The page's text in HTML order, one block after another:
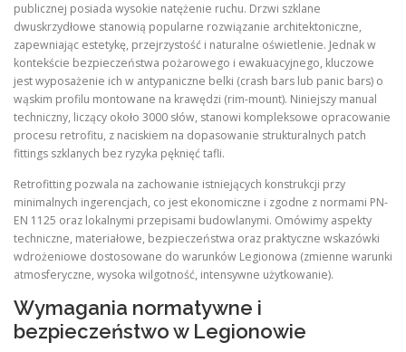
publicznej posiada wysokie natężenie ruchu. Drzwi szklane
dwuskrzydłowe stanowią popularne rozwiązanie architektoniczne,
zapewniając estetykę, przejrzystość i naturalne oświetlenie. Jednak w
kontekście bezpieczeństwa pożarowego i ewakuacyjnego, kluczowe
jest wyposażenie ich w antypaniczne belki (crash bars lub panic bars) o
wąskim profilu montowane na krawędzi (rim-mount). Niniejszy manual
techniczny, liczący około 3000 słów, stanowi kompleksowe opracowanie
procesu retrofitu, z naciskiem na dopasowanie strukturalnych patch
fittings szklanych bez ryzyka pęknięć tafli.
Retrofitting pozwala na zachowanie istniejących konstrukcji przy
minimalnych ingerencjach, co jest ekonomiczne i zgodne z normami PN-
EN 1125 oraz lokalnymi przepisami budowlanymi. Omówimy aspekty
techniczne, materiałowe, bezpieczeństwa oraz praktyczne wskazówki
wdrożeniowe dostosowane do warunków Legionowa (zmienne warunki
atmosferyczne, wysoka wilgotność, intensywne użytkowanie).
Wymagania normatywne i
bezpieczeństwo w Legionowie